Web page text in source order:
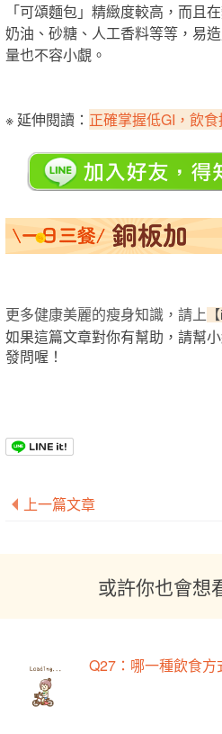
「可頌麵包」精緻度較高，而且
奶油、砂糖、人工香料等等，易
量也不容小覷。
※ 延伸閱讀： 正確掌握低GI，飲食
更多健康美麗的瘦身知識，請上
如果這篇文章對你有幫助，請幫
發問喔！
上一篇文章
或許你也會想
Q27：哪一種飲食方